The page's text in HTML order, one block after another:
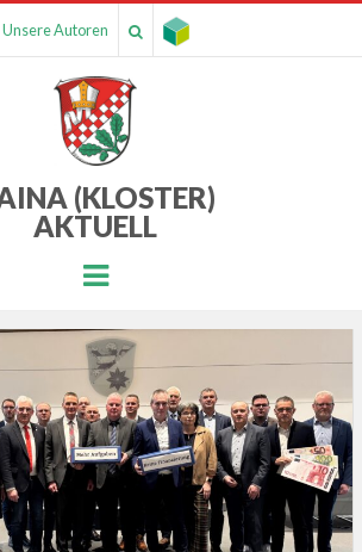
Unsere Autoren
(KLOSTER)
AKTUELL
Menu